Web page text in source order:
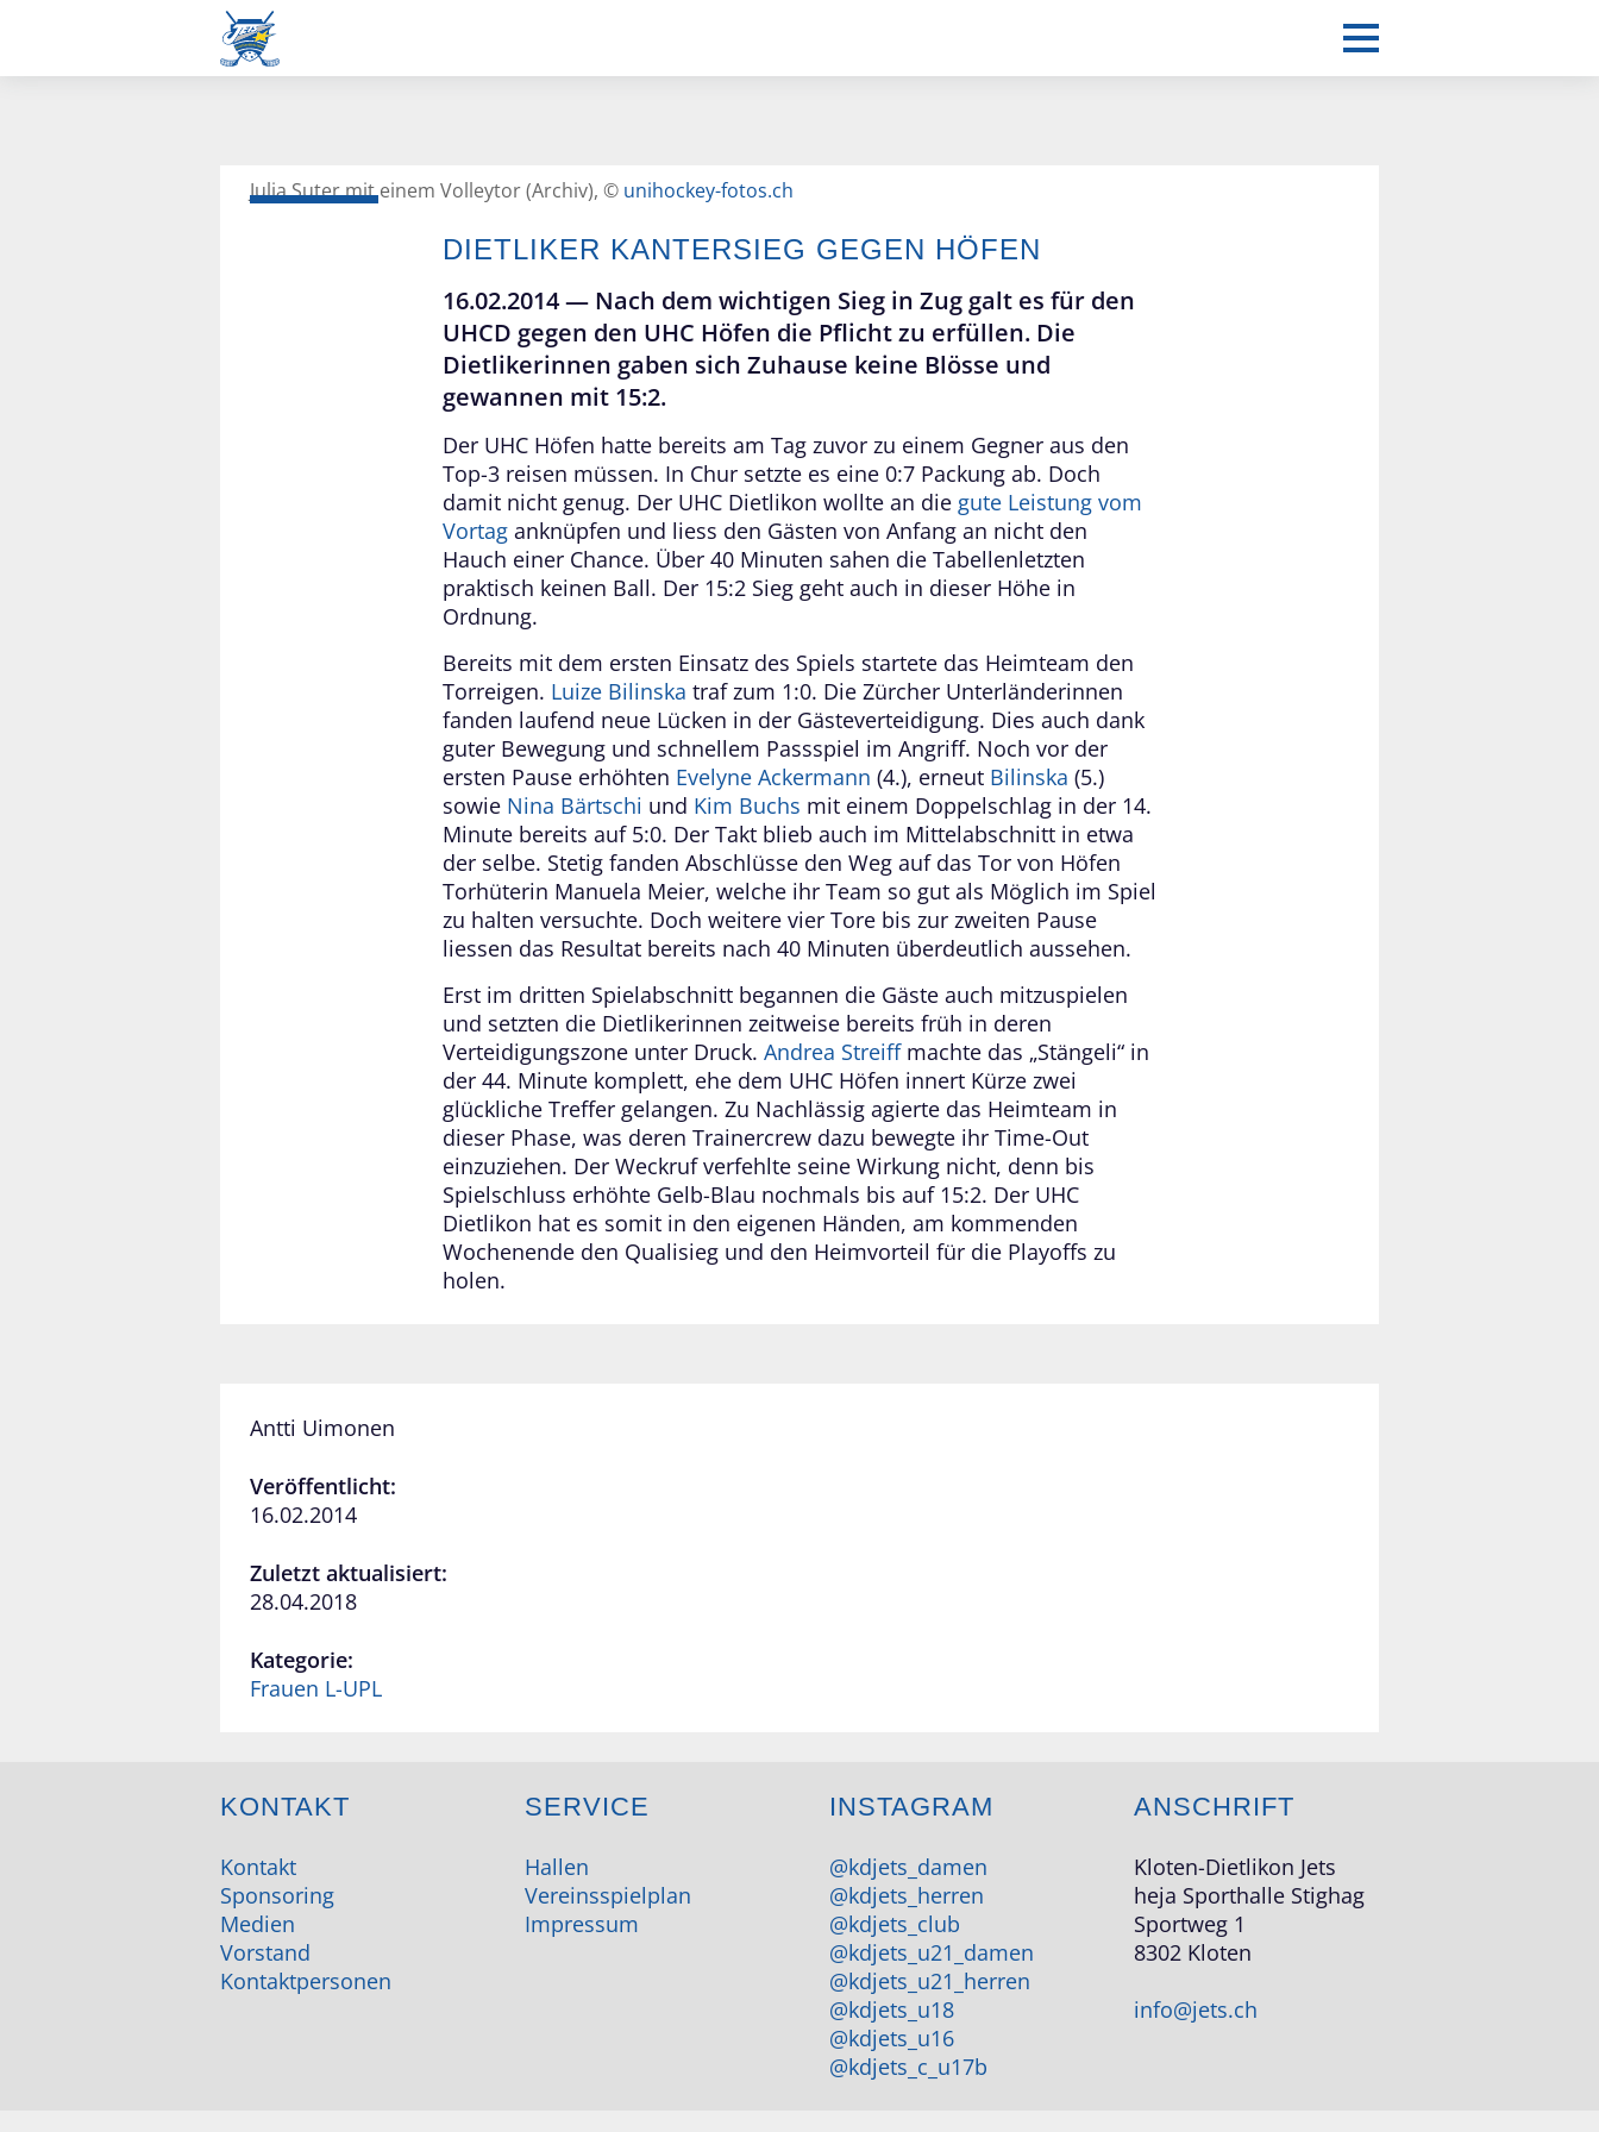
Julia Suter mit einem Volleytor (Archiv), © unihockey-fotos.ch
DIETLIKER KANTERSIEG GEGEN HÖFEN
16.02.2014 — Nach dem wichtigen Sieg in Zug galt es für den
UHCD gegen den UHC Höfen die Pflicht zu erfüllen. Die
Dietlikerinnen gaben sich Zuhause keine Blösse und
gewannen mit 15:2.
Der UHC Höfen hatte bereits am Tag zuvor zu einem Gegner aus den
Top-3 reisen müssen. In Chur setzte es eine 0:7 Packung ab. Doch
damit nicht genug. Der UHC Dietlikon wollte an die gute Leistung vom
Vortag anknüpfen und liess den Gästen von Anfang an nicht den
Hauch einer Chance. Über 40 Minuten sahen die Tabellenletzten
praktisch keinen Ball. Der 15:2 Sieg geht auch in dieser Höhe in
Ordnung.
Bereits mit dem ersten Einsatz des Spiels startete das Heimteam den
Torreigen. Luize Bilinska traf zum 1:0. Die Zürcher Unterländerinnen
fanden laufend neue Lücken in der Gästeverteidigung. Dies auch dank
guter Bewegung und schnellem Passspiel im Angriff. Noch vor der
ersten Pause erhöhten Evelyne Ackermann (4.), erneut Bilinska (5.)
sowie Nina Bärtschi und Kim Buchs mit einem Doppelschlag in der 14.
Minute bereits auf 5:0. Der Takt blieb auch im Mittelabschnitt in etwa
der selbe. Stetig fanden Abschlüsse den Weg auf das Tor von Höfen
Torhüterin Manuela Meier, welche ihr Team so gut als Möglich im Spiel
zu halten versuchte. Doch weitere vier Tore bis zur zweiten Pause
liessen das Resultat bereits nach 40 Minuten überdeutlich aussehen.
Erst im dritten Spielabschnitt begannen die Gäste auch mitzuspielen
und setzten die Dietlikerinnen zeitweise bereits früh in deren
Verteidigungszone unter Druck. Andrea Streiffmachte das „Stängeli“ in
der 44. Minute komplett, ehe dem UHC Höfen innert Kürze zwei
glückliche Treffer gelangen. Zu Nachlässig agierte das Heimteam in
dieser Phase, was deren Trainercrew dazu bewegte ihr Time-Out
einzuziehen. Der Weckruf verfehlte seine Wirkung nicht, denn bis
Spielschluss erhöhte Gelb-Blau nochmals bis auf 15:2. Der UHC
Dietlikon hat es somit in den eigenen Händen, am kommenden
Wochenende den Qualisieg und den Heimvorteil für die Playoffs zu
holen.
Antti Uimonen
Veröffentlicht:
16.02.2014
Zuletzt aktualisiert:
28.04.2018
Kategorie:
Frauen L-UPL
KONTAKT
Kontakt
Sponsoring
Medien
Vorstand
Kontaktpersonen
SERVICE
Hallen
Vereinsspielplan
Impressum
INSTAGRAM
@kdjets_damen
@kdjets_herren
@kdjets_club
@kdjets_u21_damen
@kdjets_u21_herren
@kdjets_u18
@kdjets_u16
@kdjets_c_u17b
ANSCHRIFT
Kloten-Dietlikon Jets
heja Sporthalle Stighag
Sportweg 1
8302 Kloten
info@jets.ch